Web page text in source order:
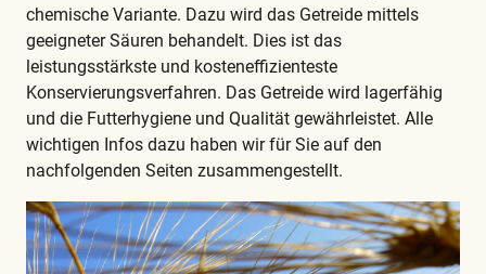
chemische Variante. Dazu wird das Getreide mittels
geeigneter Säuren behandelt. Dies ist das
leistungsstärkste und kosteneffizienteste
Konservierungsverfahren. Das Getreide wird lagerfähig
und die Futterhygiene und Qualität gewährleistet. Alle
wichtigen Infos dazu haben wir für Sie auf den
nachfolgenden Seiten zusammengestellt.